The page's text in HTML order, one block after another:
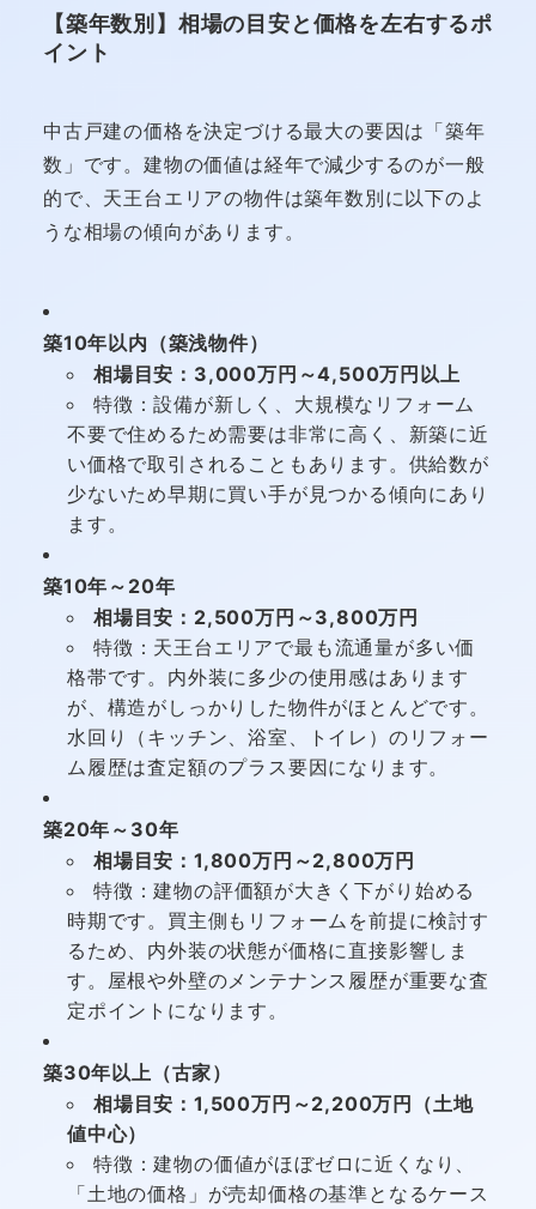
【築年数別】相場の目安と価格を左右するポ
イント
中古戸建の価格を決定づける最大の要因は「築年
数」です。建物の価値は経年で減少するのが一般
的で、天王台エリアの物件は築年数別に以下のよ
うな相場の傾向があります。
築10年以内（築浅物件）
相場目安：3,000万円～4,500万円以上
特徴：設備が新しく、大規模なリフォーム
不要で住めるため需要は非常に高く、新築に近
い価格で取引されることもあります。供給数が
少ないため早期に買い手が見つかる傾向にあり
ます。
築10年～20年
相場目安：2,500万円～3,800万円
特徴：天王台エリアで最も流通量が多い価
格帯です。内外装に多少の使用感はあります
が、構造がしっかりした物件がほとんどです。
水回り（キッチン、浴室、トイレ）のリフォー
ム履歴は査定額のプラス要因になります。
築20年～30年
相場目安：1,800万円～2,800万円
特徴：建物の評価額が大きく下がり始める
時期です。買主側もリフォームを前提に検討す
るため、内外装の状態が価格に直接影響しま
す。屋根や外壁のメンテナンス履歴が重要な査
定ポイントになります。
築30年以上（古家）
相場目安：1,500万円～2,200万円（土地
値中心）
特徴：建物の価値がほぼゼロに近くなり、
「土地の価格」が売却価格の基準となるケース